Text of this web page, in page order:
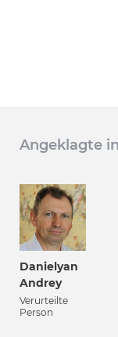
Angeklagte in
Danielyan
Andrey
Verurteilte
Person